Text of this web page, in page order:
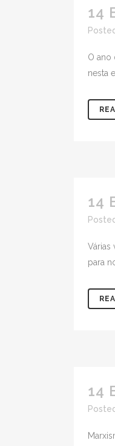
14
O ano
nesta
14
Várias
para
14